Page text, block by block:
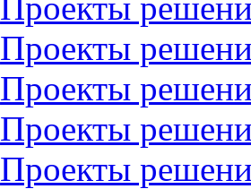
Проекты
Проекты
Проекты
Проекты